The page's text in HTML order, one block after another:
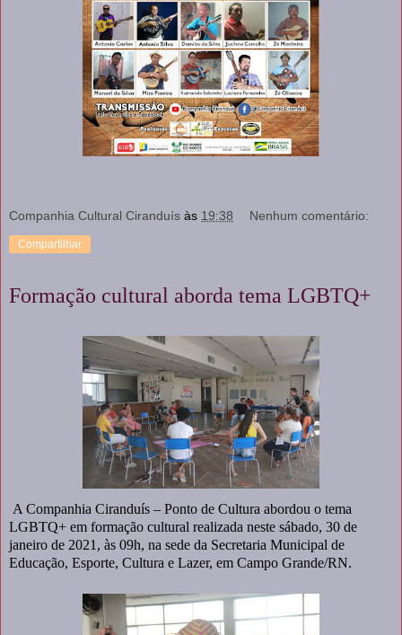
Companhia Cultural Ciranduís às 19:38 Nenhum comentário:
Compartilhar
Formação cultural aborda tema LGBTQ+
A Companhia Ciranduís – Ponto de Cultura abordou o tema
LGBTQ+ em formação cultural realizada neste sábado, 30 de
janeiro de 2021, às 09h, na sede da Secretaria Municipal de
Educação, Esporte, Cultura e Lazer, em Campo Grande/RN.